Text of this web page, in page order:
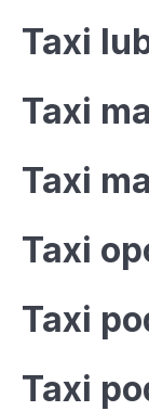
Taxi
Taxi
Taxi
Taxi
Taxi
Taxi